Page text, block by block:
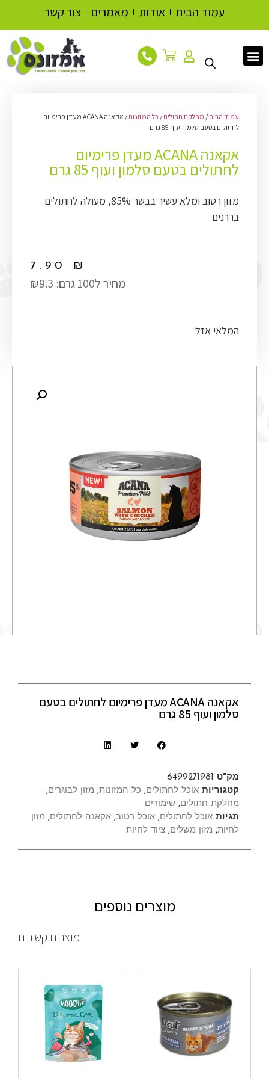
עמוד הבית אודות מאמרים צור קשר
עמוד הבית/ מחלקת חתולים / כל המזונות
/ אקאנה ACANA מעדן פרימיום
לחתולים בטעם סלמון ועוף 85 גרם
אקאנה ACANA מעדן פרימיום
לחתולים בטעם סלמון ועוף 85 גרם
מזון רטוב ומלא עשיר בבשר 85%, מעולה לחתולים
בררנים
7.90 ₪
מחיר ל100 גרם: ₪9.3
המלאי אזל
אקאנה ACANA מעדן פרימיום לחתולים בטעם
סלמון ועוף 85 גרם
מק"ט 6499271981
קטגוריות אוכל לחתולים, כל המזונות, מזון לבוגרים,
מחלקת חתולים, שימורים
תגיות אוכל לחתולים, אוכל רטוב, אקאנה לחתולים, מזון
לחיות, מזון משלים, ציוד לחיות
מוצרים נוספים
מוצרים קשורים